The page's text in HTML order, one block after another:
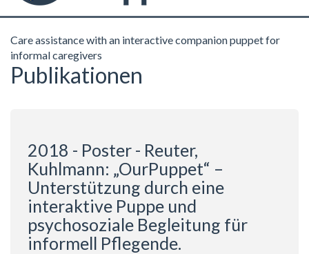
Care assistance with an interactive companion puppet for
informal caregivers
Publikationen
2018 - Poster - Reuter,
Kuhlmann: „OurPuppet“ –
Unterstützung durch eine
interaktive Puppe und
psychosoziale Begleitung für
informell Pflegende.